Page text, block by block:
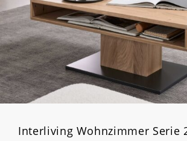
Interliving Wohnzimmer Serie